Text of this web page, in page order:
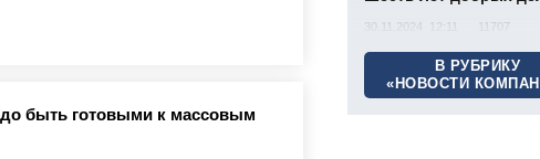
быть готовыми к массовым
30.11.2024 12:11 11707
В РУБРИКУ
«НОВОСТИ